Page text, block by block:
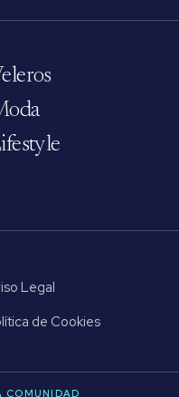
Legal
de Cookies
COMUNIDAD